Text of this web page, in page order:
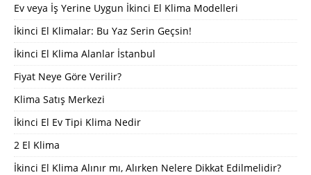
Ev veya İş Yerine Uygun İkinci El Klima Modelleri
İkinci El Klimalar: Bu Yaz Serin Geçsin!
İkinci El Klima Alanlar İstanbul
Fiyat Neye Göre Verilir?
Klima Satış Merkezi
İkinci El Ev Tipi Klima Nedir
2 El Klima
İkinci El Klima Alınır mı, Alırken Nelere Dikkat Edilmelidir?